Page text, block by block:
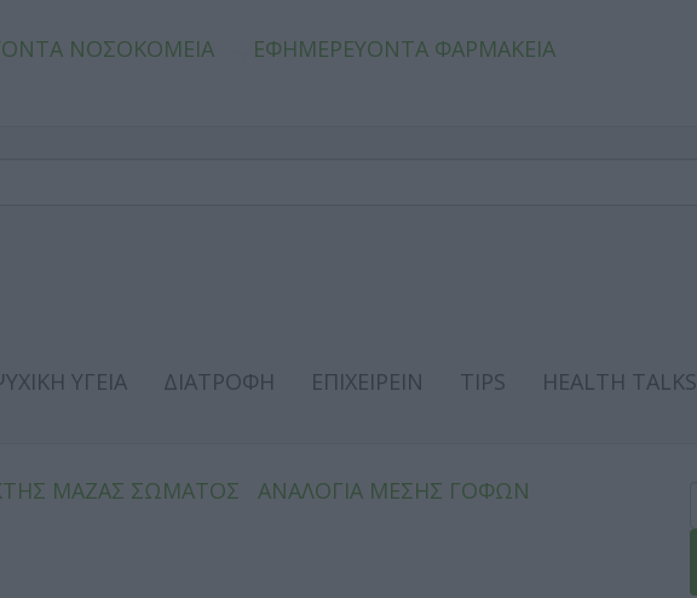
ΝΟΣΟΚΟΜΕΙΑ ΕΦΗΜΕΡΕΥΟΝΤΑ ΦΑΡΜΑΚΕΙΑ
ΥΓΕΙΑ ΔΙΑΤΡΟΦΗ ΕΠΙΧΕΙΡΕΙΝ TIPS
HEALTH TALKS
ΜΑΖΑΣ ΣΩΜΑΤΟΣ
ΑΝΑΛΟΓΙΑ ΜΕΣΗΣ ΓΟΦΩΝ